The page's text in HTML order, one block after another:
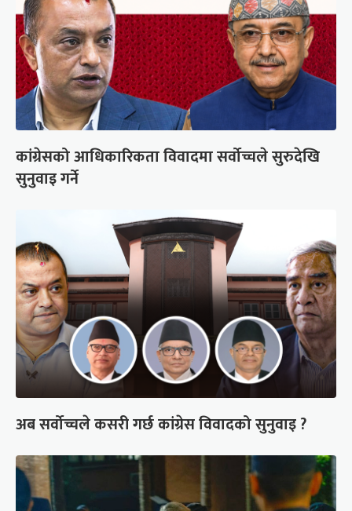
कांग्रेसको आधिकारिकता विवादमा सर्वोच्चले सुरुदेखि
सुनुवाइ गर्ने
अब सर्वोच्चले कसरी गर्छ कांग्रेस विवादको सुनुवाइ ?